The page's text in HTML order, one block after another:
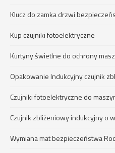
Klucz do zamka drzwi
Kup czujniki fotoelektryczne
Kurtyny świetlne do ochrony
Opakowanie Indukcyjny czujnik
Czujniki fotoelektryczne do
Czujnik zbliżeniowy indukcyjny o
Wymiana mat bezpieczeństwa